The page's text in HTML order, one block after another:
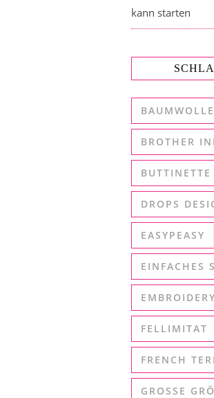
kann starten
BAUMWOLLE
BROTHER
BUTTINETTE
DROPS
EASYPEASY
EINFACHES
FELLIMITAT
FRENCH
GROSSE